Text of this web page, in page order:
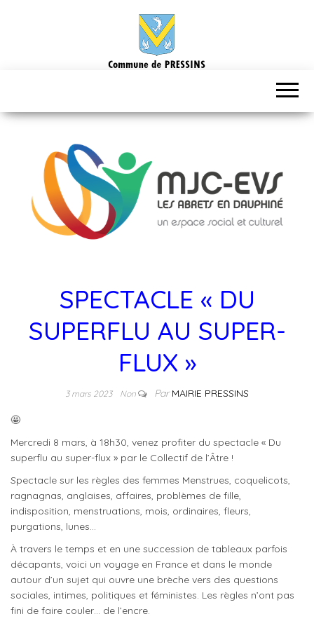
SPECTACLE « DU
SUPERFLU AU SUPER-
FLUX »
3 mars 2023 Non ParMAIRIE PRESSINS
🤩
Mercredi 8 mars, à 18h30, venez profiter du spectacle « Du
superflu au super-flux » par le Collectif de l’Âtre !
Spectacle sur les règles des femmes Menstrues, coquelicots,
ragnagnas, anglaises, affaires, problèmes de fille,
indisposition, menstruations, mois, ordinaires, fleurs,
purgations, lunes…
À travers le temps et en une succession de tableaux parfois
décapants, voici un voyage en France et dans le monde
autour d’un sujet qui ouvre une brèche vers des questions
sociales, intimes, politiques et féministes. Les règles n’ont pas
fini de faire couler… de l’encre.